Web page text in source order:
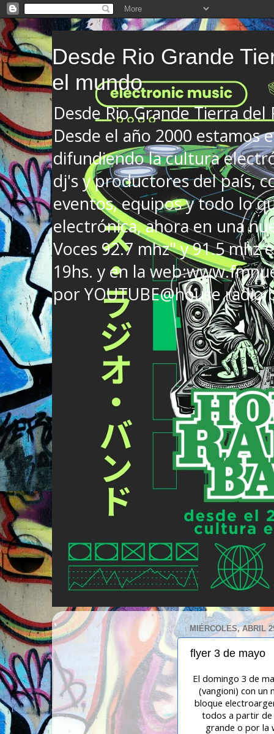
Desde Rio Grande
el mundo
Desde Rio Grande Tierra
Desde el año 2000 estamos
difundiendo la cultura
dj's y productores del país,
eventos, equipos y todo lo
electrónica, ahora en una
Voces 92.7 mhz" y 91.5 mhz
19hs. y en la
por YOUTUBE@house radio
MIÉRCOLES, ABRIL
flyer 3 de mayo
El domingo 3 de
(vangioni) con un
bloque
todos a partir de
grande o por la